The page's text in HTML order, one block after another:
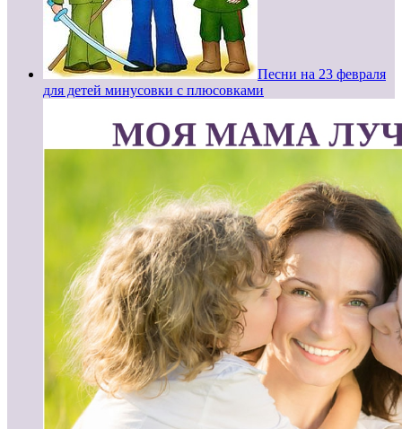
Песни на 23 февраля
для детей минусовки с плюсовками